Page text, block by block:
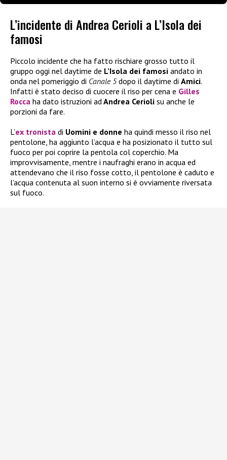
L’incidente di Andrea Cerioli a L’Isola dei
famosi
Piccolo incidente che ha fatto rischiare grosso tutto il
gruppo oggi nel daytime de L’Isola dei famosi andato in
onda nel pomeriggio di Canale 5dopo il daytime di Amici.
Infatti è stato deciso di cuocere il riso per cena e Gilles
Rocca ha dato istruzioni adAndrea Cerioli su anche le
porzioni da fare.
L’ex tronista di Uomini e donne ha quindi messo il riso nel
pentolone, ha aggiunto l’acqua e ha posizionato il tutto sul
fuoco per poi coprire la pentola col coperchio. Ma
improvvisamente, mentre i naufraghi erano in acqua ed
attendevano che il riso fosse cotto, il pentolone è caduto e
l’acqua contenuta al suon interno si è ovviamente riversata
sul fuoco.